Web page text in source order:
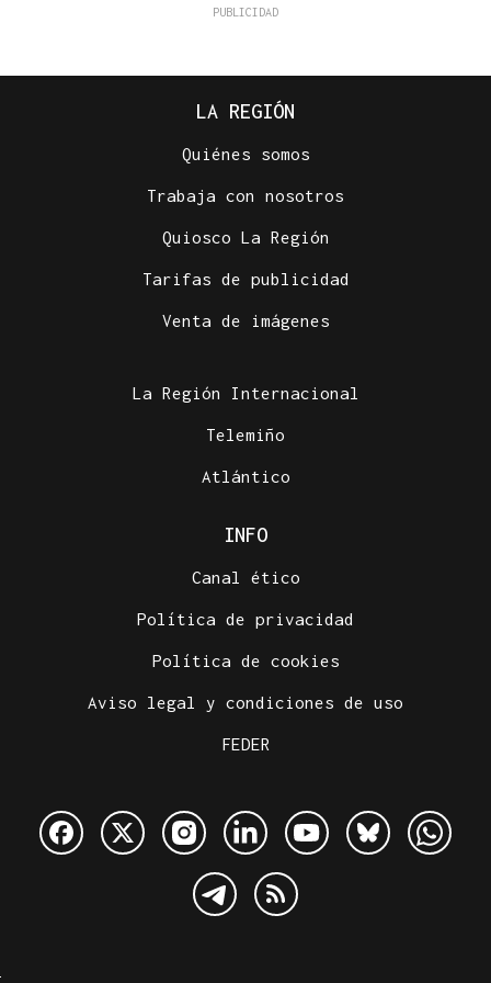
LA REGIÓN
Quiénes somos
Trabaja con nosotros
Quiosco La Región
Tarifas de publicidad
Venta de imágenes
La Región Internacional
Telemiño
Atlántico
INFO
Canal ético
Política de privacidad
Política de cookies
Aviso legal y condiciones de uso
FEDER